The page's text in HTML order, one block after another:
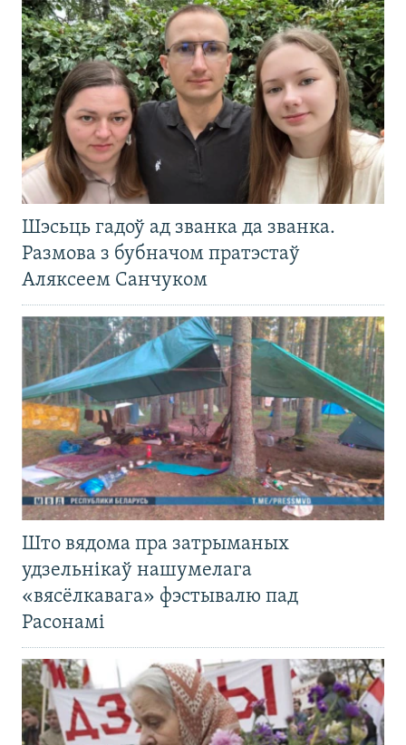
Шэсьць гадоў ад званка да званка.
Размова з бубначом пратэстаў
Аляксеем Санчуком
Што вядома пра затрыманых
удзельнікаў нашумелага
«вясёлкавага» фэстывалю пад
Расонамі